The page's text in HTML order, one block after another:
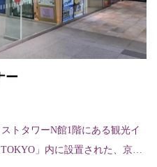
ー
トタワーN館1階にある観光イ
」内に設置された、京都